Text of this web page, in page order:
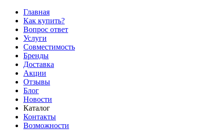
Главная
Как купить?
Вопрос ответ
Услуги
Совместимость
Бренды
Доставка
Акции
Отзывы
Блог
Новости
Каталог
Контакты
Возможности